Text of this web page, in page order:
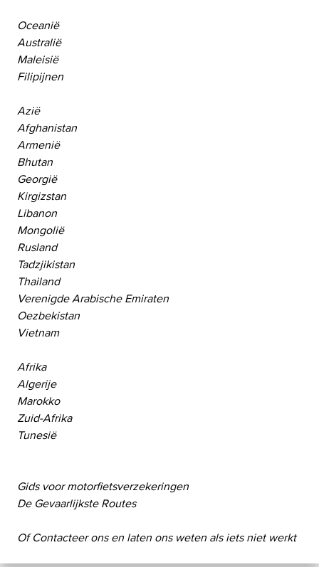
Oceanië
Australië
Maleisië
Filipijnen
Azië
Afghanistan
Armenië
Bhutan
Georgië
Kirgizstan
Libanon
Mongolië
Rusland
Tadzjikistan
Thailand
Verenigde Arabische Emiraten
Oezbekistan
Vietnam
Afrika
Algerije
Marokko
Zuid-Afrika
Tunesië
Gids voor motorfietsverzekeringen
De Gevaarlijkste Routes
OfContacteer onsen laten ons weten als iets niet werkt